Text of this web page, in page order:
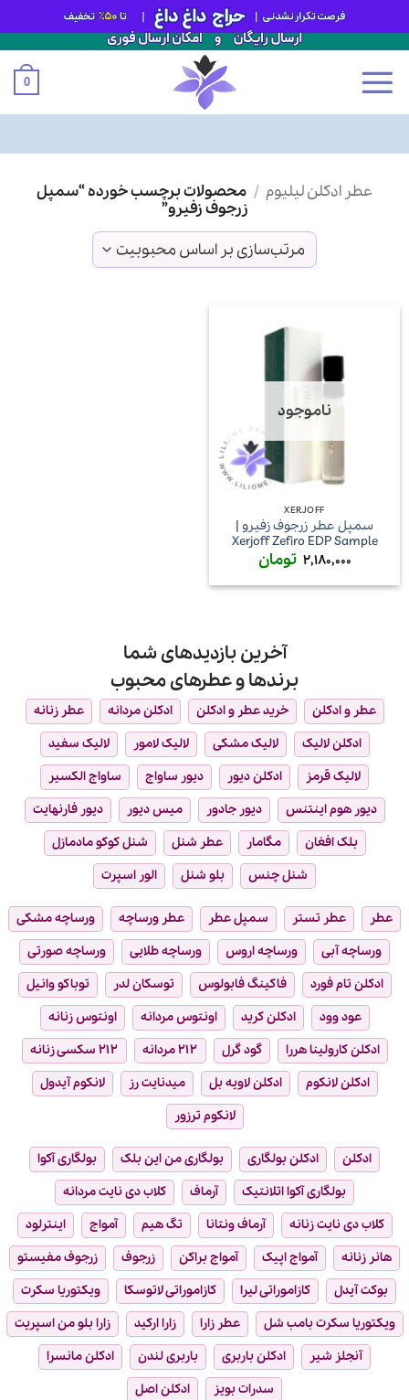
0
عطر ادکلن لیلیوم / محصولات برچسب خورده “سمپل
زرجوف زفیرو”
ناموجود
XERJOFF
سمپل عطر زرجوف زفیرو |
Xerjoff Zefiro EDP Sample
2,180,000 تومان
آخرین بازدیدهای شما
برندها و عطرهای محبوب
عطر و ادکلن خرید عطر و ادکلن ادکلن مردانه
عطر زنانه
ادکلن لالیک
لالیک مشکی لالیک لامور
لالیک سفید
لالیک قرمز
ادکلن دیور دیور ساواج
ساواج الکسیر
دیور هوم اینتنس
دیور جادور میس دیور
دیور فارنهایت
بلک افغان
مگامار عطر شنل
شنل کوکو مادمازل
شنل چنس
بلو شنل الور اسپرت
عطر عطر تستر سمپل عطر عطر ورساچه
ورساچه مشکی
ورساچه آبی
ورساچه اروس ورساچه طلایی
ورساچه صورتی
ادکلن تام فورد
فاکینگ فابولوس توسکان لدر
توباکو وانیل
عود وود
ادکلن کرید اونتوس مردانه
اونتوس زنانه
ادکلن کارولینا هررا
گود گرل ۲۱۲ مردانه
۲۱۲ سکسی زنانه
ادکلن لانکوم
ادکلن لاویه بل میدنایت رز
لانکوم آیدول
لانکوم ترزور
ادکلن ادکلن بولگاری بولگاری من این بلک
بولگاری آکوا
بولگاری آکوا اتلانتیک
آرماف
کلاب دی نایت مردانه
کلاب دی نایت زنانه
آرماف ونتانا تگ هیم آمواج
اینترلود
هانر زنانه
آمواج اپیک آمواج براکن زرجوف
زرجوف مفیستو
بوکت آیدل
کازاموراتی لیرا کازاموراتی لاتوسکا
ویکتوریا سکرت
ویکتوریا سکرت بامب شل
عطر زارا زارا ارکید
زارا بلو من اسپریت
آنجلز شیر
ادکلن باربری باربری لندن
ادکلن مانسرا
سدرات بویز
ادکلن اصل